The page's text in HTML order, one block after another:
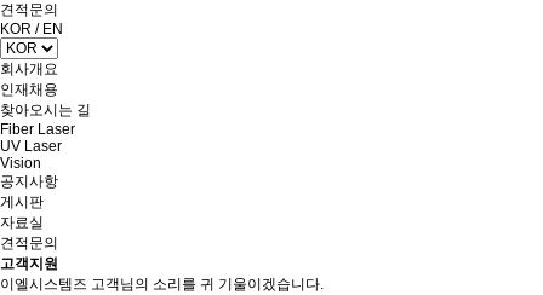
견적문의
KOR / EN
회사개요
인재채용
찾아오시는 길
Fiber Laser
UV Laser
Vision
공지사항
게시판
자료실
견적문의
고객지원
이엘시스템즈 고객님의 소리를 귀 기울이겠습니다.